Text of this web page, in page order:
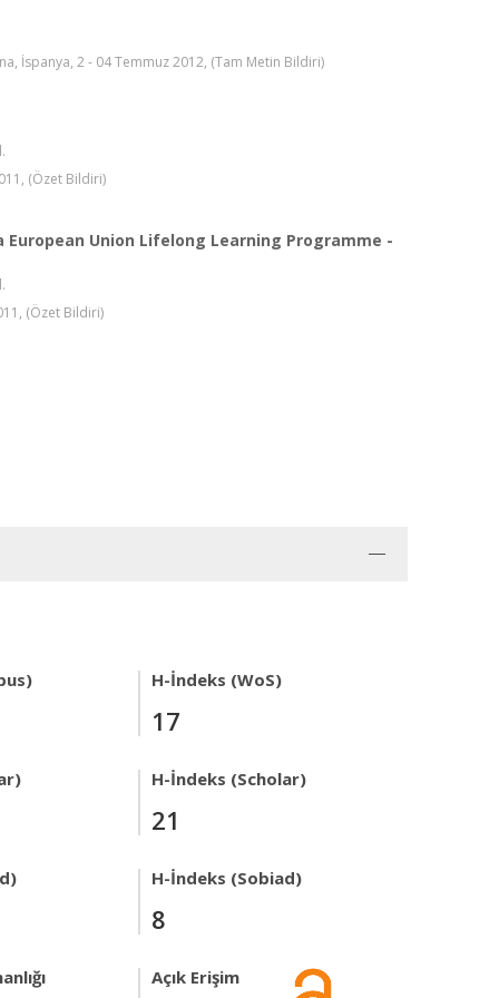
İspanya, 2 - 04 Temmuz 2012, (Tam Metin Bildiri)
(Özet Bildiri)
Union Lifelong Learning Programme -
(Özet Bildiri)
H-İndeks (WoS)
17
H-İndeks (Scholar)
21
H-İndeks (Sobiad)
8
Açık Erişim